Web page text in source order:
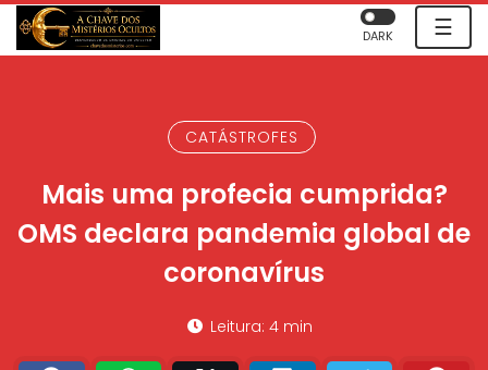
☰
DARK
CATÁSTROFES
Mais uma profecia cumprida?
OMS declara pandemia global de
coronavírus
Leitura: 4 min